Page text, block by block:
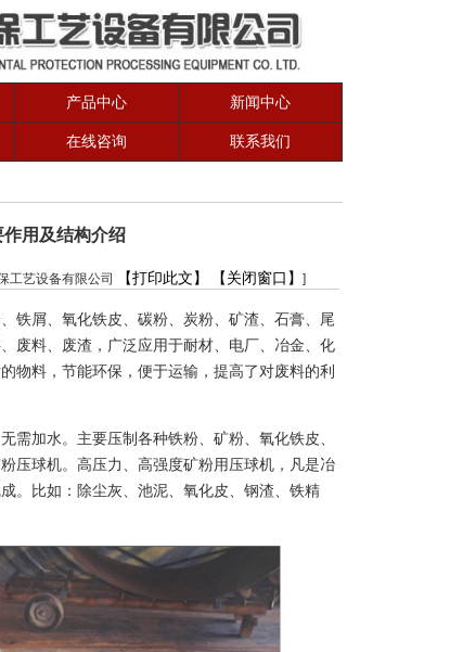
产品中心 新闻中心
在线咨询 联系我们
用及结构介绍
工艺设备有限公司 【打印此文】 【关闭窗口】 ]
铁屑、氧化铁皮、碳粉、炭粉、矿渣、石膏、尾
废料、废渣，广泛应用于耐材、电厂、冶金、化
物料，节能环保，便于运输，提高了对废料的利
需加水。主要压制各种铁粉、矿粉、氧化铁皮、
压球机。高压力、高强度矿粉用压球机，凡是冶
。比如：除尘灰、池泥、氧化皮、钢渣、铁精